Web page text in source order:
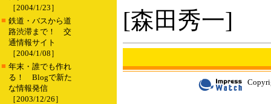
［2004/1/23］
■ 鉄道・バスから道
路渋滞まで！ 交
通情報サイト
［2004/1/08］
■ 年末・誰でも作れ
る！ Blogで新た
な情報発信
［2003/12/26］
[森田秀一]